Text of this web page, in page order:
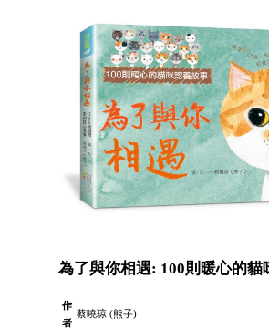
為了與你相遇: 100則暖心的貓
作
者
蔡曉琼 (熊子)